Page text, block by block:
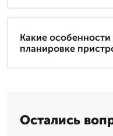
Какие
планировке
Остались